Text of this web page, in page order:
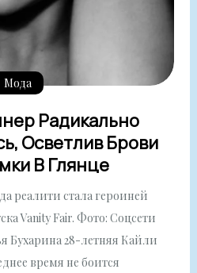
Мода
Радикально
Осветлив Брови
В Глянце
реалити стала героиней
Vanity Fair. Фото: Соцсети
Бухарина 28-летняя Кайли
время не боится